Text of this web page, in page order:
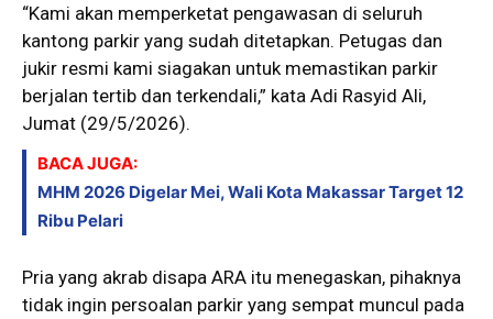
“Kami akan memperketat pengawasan di seluruh
kantong parkir yang sudah ditetapkan. Petugas dan
jukir resmi kami siagakan untuk memastikan parkir
berjalan tertib dan terkendali,” kata Adi Rasyid Ali,
Jumat (29/5/2026).
BACA JUGA:
MHM 2026 Digelar Mei, Wali Kota Makassar Target 12
Ribu Pelari
Pria yang akrab disapa ARA itu menegaskan, pihaknya
tidak ingin persoalan parkir yang sempat muncul pada